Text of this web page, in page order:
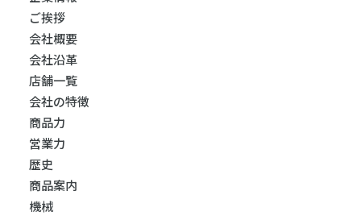
ご挨拶
会社概要
会社沿革
店舗一覧
会社の特徴
商品力
営業力
歴史
商品案内
機械